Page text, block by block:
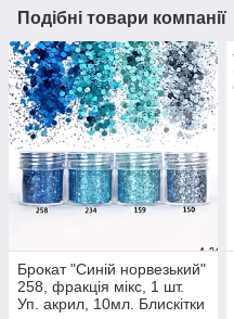
Подібні товари компанії
Брокат "Синій норвезький"
258, фракція мікс, 1 шт.
Уп. акрил, 10мл. Блискітки